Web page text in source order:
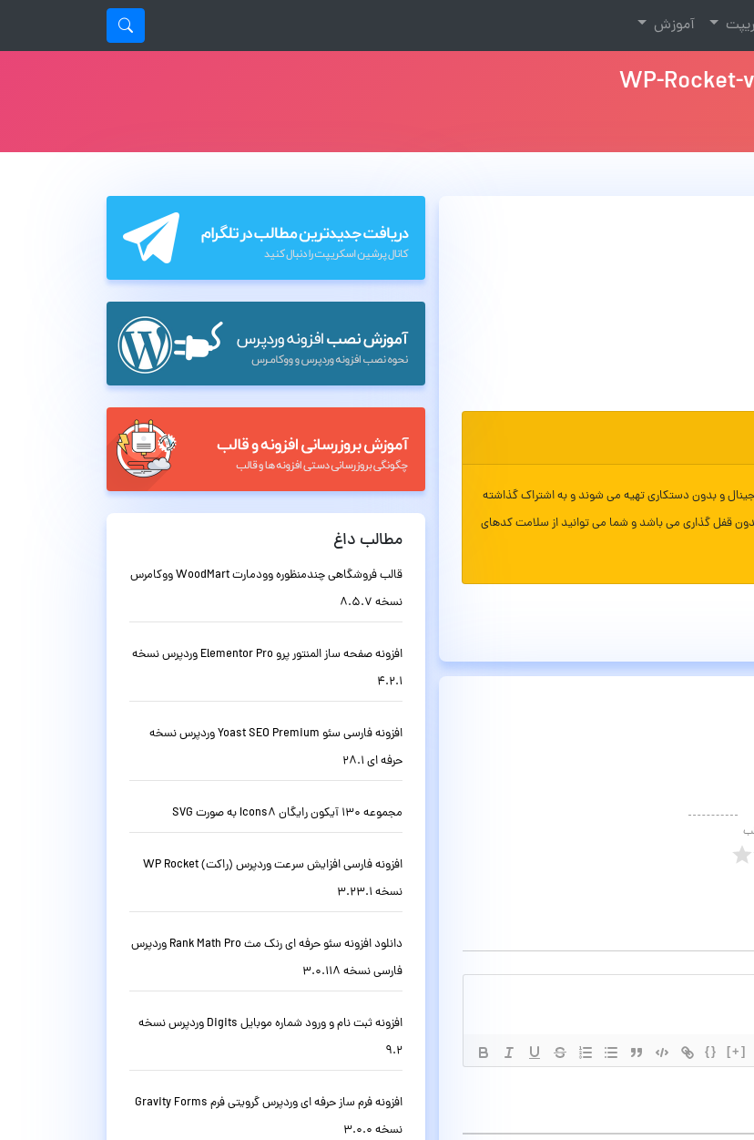
آموزش
WP-
و بدون دستکاری تهیه می شوند و به اشتراک گذاشته
قفل گذاری می باشد و شما می توانید از سلامت کدهای
{} [+]
مطالب داغ
قالب فروشگاهی چندمنظوره وودمارت WoodMart ووکامرس
نسخه 8.5.7
افزونه صفحه ساز المنتور پرو Elementor Pro وردپرس نسخه
4.2.1
افزونه فارسی سئو Yoast SEO Premium وردپرس نسخه
حرفه ای 28.1
مجموعه 130 آیکون رایگان Icons8 به صورت SVG
افزونه فارسی افزایش سرعت وردپرس (راکت) WP Rocket
نسخه 3.23.1
دانلود افزونه سئو حرفه ای رنک مث Rank Math Pro وردپرس
فارسی نسخه 3.0.118
افزونه ثبت نام و ورود شماره موبایل Digits وردپرس نسخه
9.2
افزونه فرم ساز حرفه ای وردپرس گرویتی فرم Gravity Forms
نسخه 3.0.0